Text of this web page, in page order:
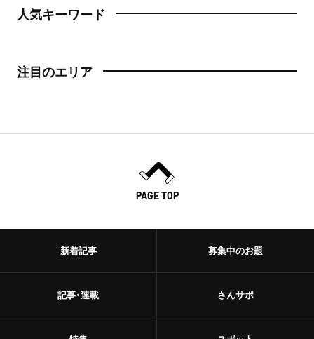
人気キーワード
注目のエリア
PAGE TOP
新着記事
記事・連載
募集中のお題
さんサポ